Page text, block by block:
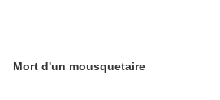
Mort d'un mousquetaire